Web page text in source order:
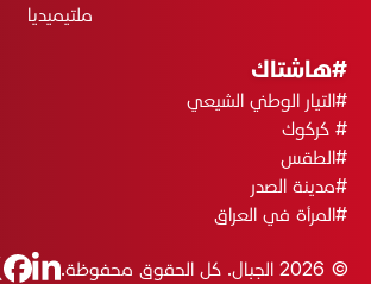
ملتيميديا
#هاشتاك
#التيار الوطني الشيعي
# كركوك
#الطقس
#مدينة الصدر
#المرأة في العراق
© 2026 الجبال. كل الحقوق محفوظة.